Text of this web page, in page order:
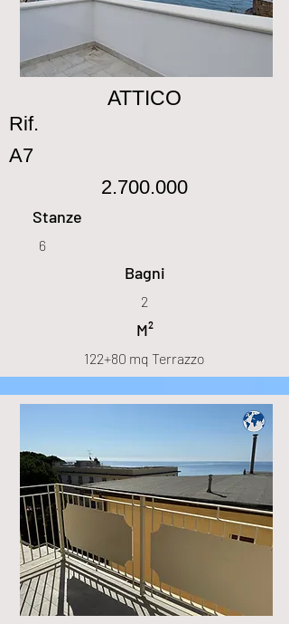
ATTICO
Rif.
A7
2.700.000
Stanze
6
Bagni
2
M²
122+80 mq Terrazzo